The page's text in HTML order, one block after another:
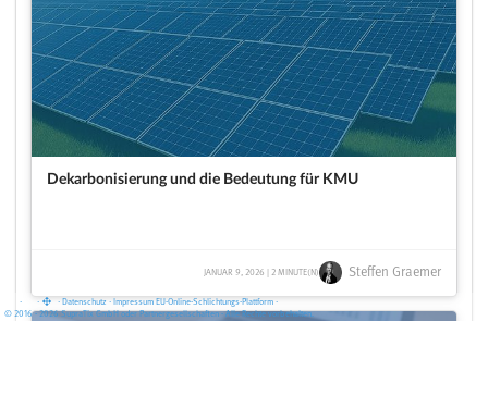
Dekarbonisierung und die Bedeutung für KMU
Steffen Graemer
JANUAR 9, 2026 | 2 MINUTE(N)
· · · Datenschutz · Impressum EU-Online-Schlichtungs-Plattform ·
© 2016 - 2026 SupraTix GmbH oder Partnergesellschaften - Alle Rechte vorbehalten.